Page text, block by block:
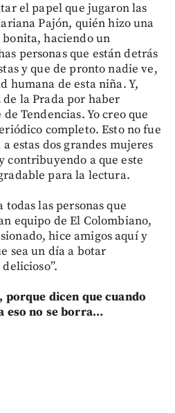
el papel que jugaron las
Pajón, quién hizo una
haciendo un
personas que están detrás
y que de pronto nadie ve,
humana de esta niña. Y,
la Prada por haber
Tendencias. Yo creo que
completo. Esto no fue
estas dos grandes mujeres
a que este
para la lectura.
las personas que
equipo de El Colombiano,
hice amigos aquí y
sea un día a botar
porque dicen que cuando
eso no se borra…